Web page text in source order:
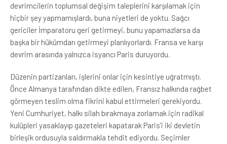
devrimcilerin toplumsal değişim taleplerini karşılamak için
hiçbir şey yapmamışlardı, buna niyetleri de yoktu. Sağcı
gericiler İmparatoru geri getirmeyi, bunu yapamazlarsa da
başka bir hükümdarı getirmeyi planlıyorlardı. Fransa ve karşı
devrim arasında yalnızca isyancı Paris duruyordu.
Düzenin partizanları, işlerini onlar için kesintiye uğratmıştı.
Önce Almanya tarafından dikte edilen, Fransız halkında rağbet
görmeyen teslim olma fikrini kabul ettirmeleri gerekiyordu.
Yeni Cumhuriyet, halkı silah bırakmaya zorlamak için radikal
kulüpleri yasaklayıp gazeteleri kapatarak Paris’i iki devletin
birleşik ordusuyla saldırmakla tehdit ediyordu. Seçimler